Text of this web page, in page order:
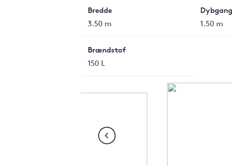
Bredde
3.50 m
Dybgang
1.50 m
Brændstof
150 L